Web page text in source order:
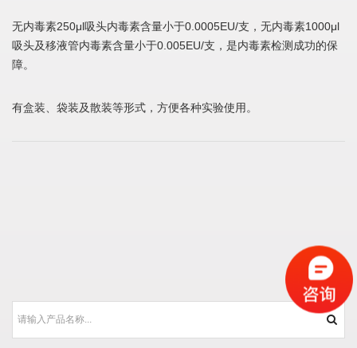
无内毒素250μl吸头内毒素含量小于0.0005EU/支，无内毒素1000μl
吸头及移液管内毒素含量小于0.005EU/支，是内毒素检测成功的保
障。
有盒装、袋装及散装等形式，方便各种实验使用。